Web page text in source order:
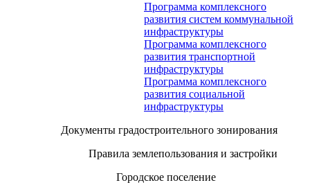
Программа комплексного
развития систем коммунальной
инфраструктуры
Программа комплексного
развития транспортной
инфраструктуры
Программа комплексного
развития социальной
инфраструктуры
Документы градостроительного зонирования
Правила землепользования и застройки
Городское поселение